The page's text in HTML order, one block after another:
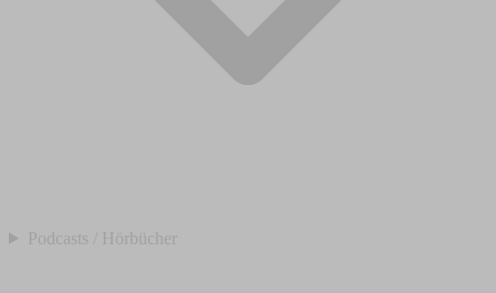
Podcasts / Hörbücher